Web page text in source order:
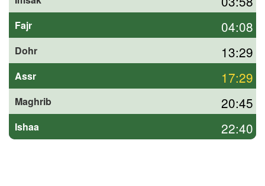
Fajr 04:08
Dohr 13:29
Assr 17:29
Maghrib 20:45
Ishaa 22:40